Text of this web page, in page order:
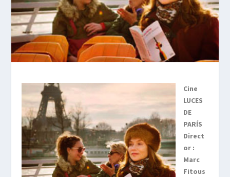
Cine
LUCES
DE
PARÍS
Direct
or :
Marc
Fitous